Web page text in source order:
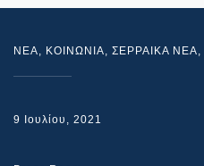
NEA, ΚΟΙΝΩΝΙΑ, ΣΕΡΡΑΙΚΑ ΝΕΑ,
9 Ιουλίου, 2021